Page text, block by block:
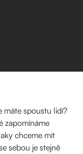
máte spoustu lidí?
zapomínáme
chceme mít
sebou je stejně